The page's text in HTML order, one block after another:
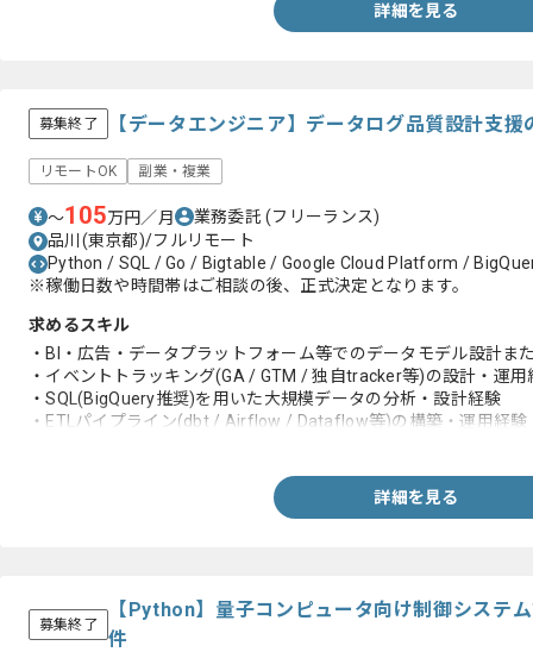
詳細を見る
募集終了 【データエンジニア】データログ品質設計支
リモートOK 副業・複業
〜105万円／月 業務委託(フリーランス)
品川(東京都)/フルリモート
Python / SQL / Go / Bigtable / Google Cloud Platform /
※稼働日数や時間帯はご相談の後、正式決定となります。
求めるスキル
・BI・広告・データプラットフォーム等でのデータモデル設計ま
・イベントトラッキング(GA / GTM / 独自tracker等)の設計・運用
・SQL(BigQuery推奨)を用いた大規模データの分析・設計経験
・ETLパイプライン(dbt / Airflow / Dataflow等)の構築・運用経験
詳細を見る
募集終了
【Python】量子コンピュータ向け制御システ
件